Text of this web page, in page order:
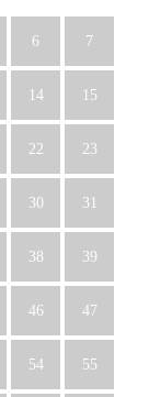
6 7
14 15
22 23
30 31
38 39
46 47
54 55